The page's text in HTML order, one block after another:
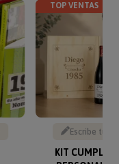
TOP VENTAS
Escribe tu
KIT